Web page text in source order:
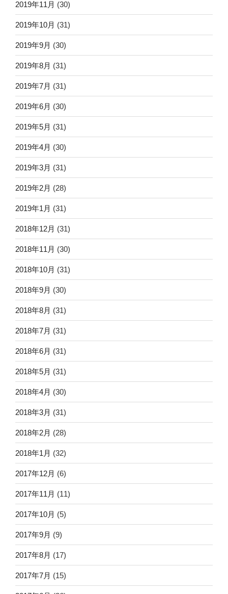
2019年11月 (30)
2019年10月 (31)
2019年9月 (30)
2019年8月 (31)
2019年7月 (31)
2019年6月 (30)
2019年5月 (31)
2019年4月 (30)
2019年3月 (31)
2019年2月 (28)
2019年1月 (31)
2018年12月 (31)
2018年11月 (30)
2018年10月 (31)
2018年9月 (30)
2018年8月 (31)
2018年7月 (31)
2018年6月 (31)
2018年5月 (31)
2018年4月 (30)
2018年3月 (31)
2018年2月 (28)
2018年1月 (32)
2017年12月 (6)
2017年11月 (11)
2017年10月 (5)
2017年9月 (9)
2017年8月 (17)
2017年7月 (15)